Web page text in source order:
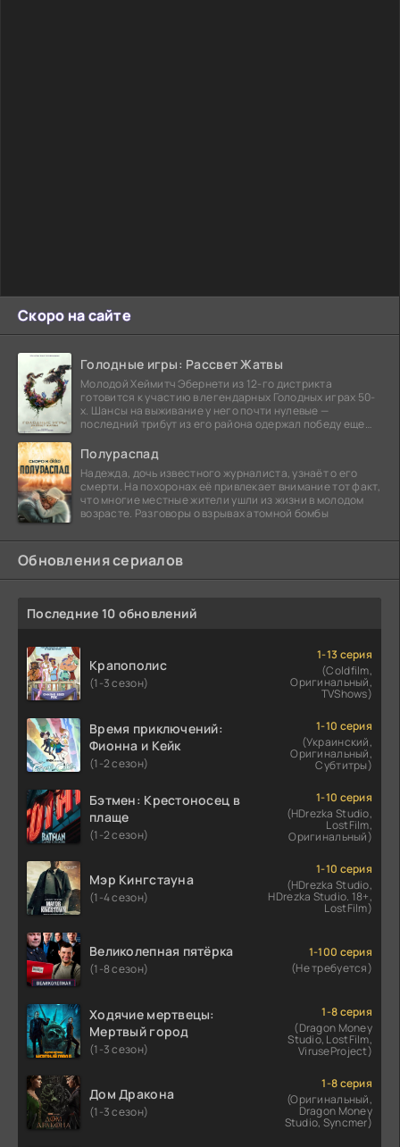
Скоро на сайте
Голодные игры: Рассвет Жатвы
Молодой Хеймитч Эбернети из 12-го дистрикта
готовится к участию в легендарных Голодных играх 50-
х. Шансы на выживание у него почти нулевые —
последний трибут из его района одержал победу еще
Полураспад
Надежда, дочь известного журналиста, узнаёт о его
смерти. На похоронах её привлекает внимание тот факт,
что многие местные жители ушли из жизни в молодом
возрасте. Разговоры о взрывах атомной бомбы
Обновления сериалов
Последние 10 обновлений
Крапополис
(1-3 сезон)
1-13 серия
(Coldfilm,
Оригинальный,
TVShows)
Время приключений:
Фионна и Кейк
(1-2 сезон)
1-10 серия
(Украинский,
Оригинальный,
Субтитры)
Бэтмен: Крестоносец в
плаще
(1-2 сезон)
1-10 серия
(HDrezka Studio,
LostFilm,
Оригинальный)
Мэр Кингстауна
(1-4 сезон)
1-10 серия
(HDrezka Studio,
HDrezka Studio. 18+,
LostFilm)
Великолепная пятёрка
(1-8 сезон)
1-100 серия
(Не требуется)
Ходячие мертвецы:
Мертвый город
(1-3 сезон)
1-8 серия
(Dragon Money
Studio, LostFilm,
ViruseProject)
Дом Дракона
(1-3 сезон)
1-8 серия
(Оригинальный,
Dragon Money
Studio, Syncmer)